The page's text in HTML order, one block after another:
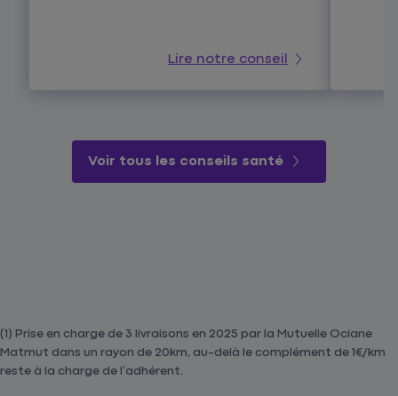
Lire notre conseil
Voir tous les conseils santé
(1) Prise en charge de 3 livraisons en 2025 par la Mutuelle Ociane
Matmut dans un rayon de 20km, au-delà le complément de 1€/km
reste à la charge de l’adhérent.